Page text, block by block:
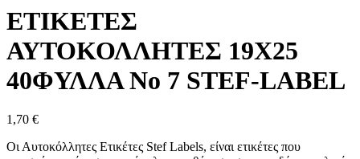
ΕΤΙΚΕΤΕΣ
ΑΥΤΟΚΟΛΛΗΤΕΣ 19Χ25
40ΦΥΛΛΑ No 7 STEF-LABEL
1,70 €
Οι Αυτοκόλλητες Ετικέτες Stef Labels, είναι ετικέτες που